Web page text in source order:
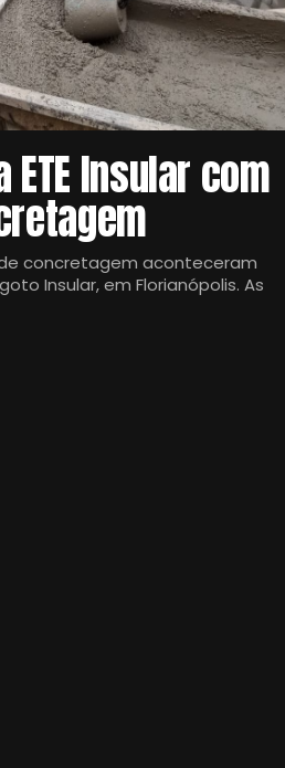
Insular com
concretagem aconteceram
Insular, em Florianópolis. As